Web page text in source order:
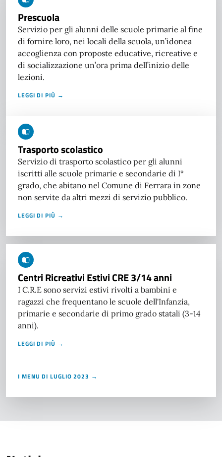
Prescuola
Servizio per gli alunni delle scuole primarie al fine
di fornire loro, nei locali della scuola, un’idonea
accoglienza con proposte educative, ricreative e
di socializzazione un’ora prima dell’inizio delle
lezioni.
LEGGI DI PIÙ →
Trasporto scolastico
Servizio di trasporto scolastico per gli alunni
iscritti alle scuole primarie e secondarie di I°
grado, che abitano nel Comune di Ferrara in zone
non servite da altri mezzi di servizio pubblico.
LEGGI DI PIÙ →
Centri Ricreativi Estivi CRE 3/14 anni
I C.R.E sono servizi estivi rivolti a bambini e
ragazzi che frequentano le scuole dell'Infanzia,
primarie e secondarie di primo grado statali (3-14
anni).
LEGGI DI PIÙ →
I MENU DI LUGLIO 2023 →